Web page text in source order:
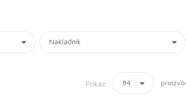
Prikaz: